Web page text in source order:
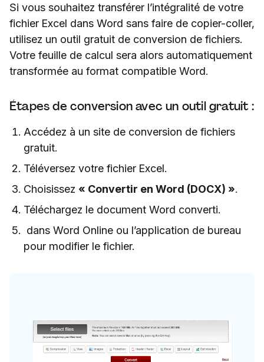
Si vous souhaitez transférer l’intégralité de votre
fichier Excel dans Word sans faire de copier-coller,
utilisez un outil gratuit de conversion de fichiers.
Votre feuille de calcul sera alors automatiquement
transformée au format compatible Word.
Étapes de conversion avec un outil gratuit :
Accédez à un site de conversion de fichiers
gratuit.
Téléversez votre fichier Excel.
Choisissez « Convertir en Word (DOCX) ».
Téléchargez le document Word converti.
dans Word Online ou l’application de bureau
pour modifier le fichier.